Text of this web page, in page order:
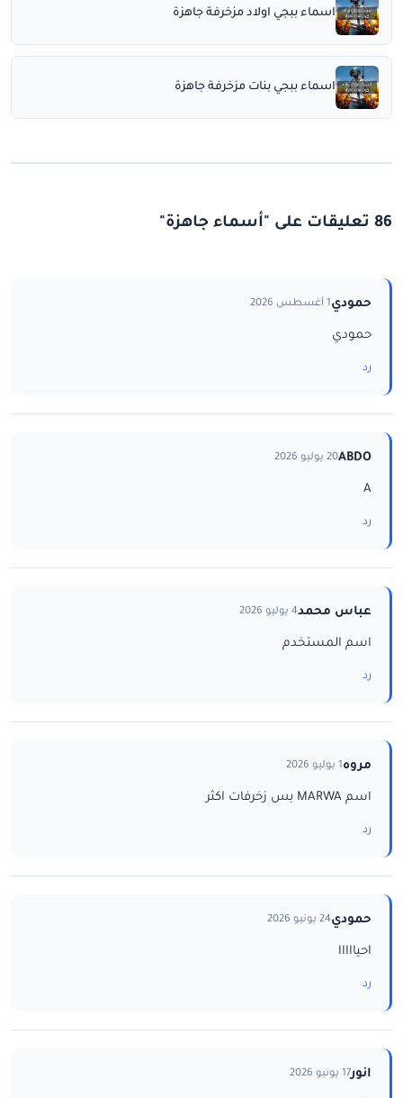
اسماء ببجي اولاد مزخرفة جاهزة
اسماء ببجي بنات مزخرفة جاهزة
86 تعليقات على "أسماء جاهزة"
حمودي1 أغسطس 2026
حمودي
رد
ABDO20 يوليو 2026
A
رد
عباس محمد4 يوليو 2026
اسم المستخدم
رد
مروه1 يوليو 2026
اسم MARWA بس زخرفات اكثر
رد
حمودي24 يونيو 2026
احيااااا
رد
انور17 يونيو 2026